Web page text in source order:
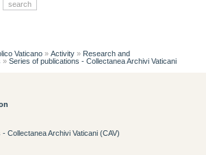
Vaticano » Activity » Research and
» Series of publications - Collectanea Archivi Vaticani
Collectanea Archivi Vaticani (CAV)